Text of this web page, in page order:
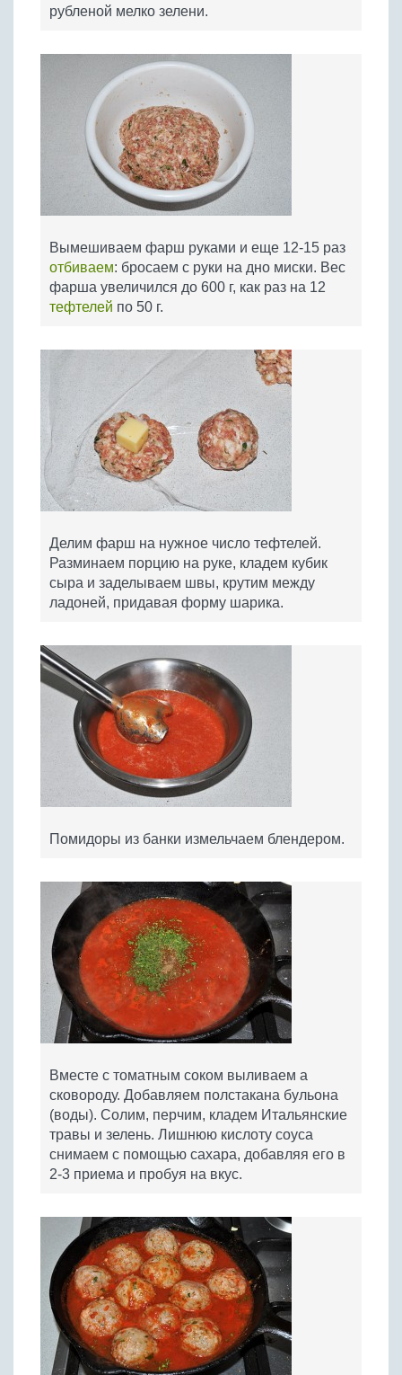
рубленой мелко зелени.
Вымешиваем фарш руками и еще 12-15 раз
отбиваем: бросаем с руки на дно миски. Вес
фарша увеличился до 600 г, как раз на 12
тефтелей по 50 г.
Делим фарш на нужное число тефтелей.
Разминаем порцию на руке, кладем кубик
сыра и заделываем швы, крутим между
ладоней, придавая форму шарика.
Помидоры из банки измельчаем блендером.
Вместе с томатным соком выливаем а
сковороду. Добавляем полстакана бульона
(воды). Солим, перчим, кладем Итальянские
травы и зелень. Лишнюю кислоту соуса
снимаем с помощью сахара, добавляя его в
2-3 приема и пробуя на вкус.